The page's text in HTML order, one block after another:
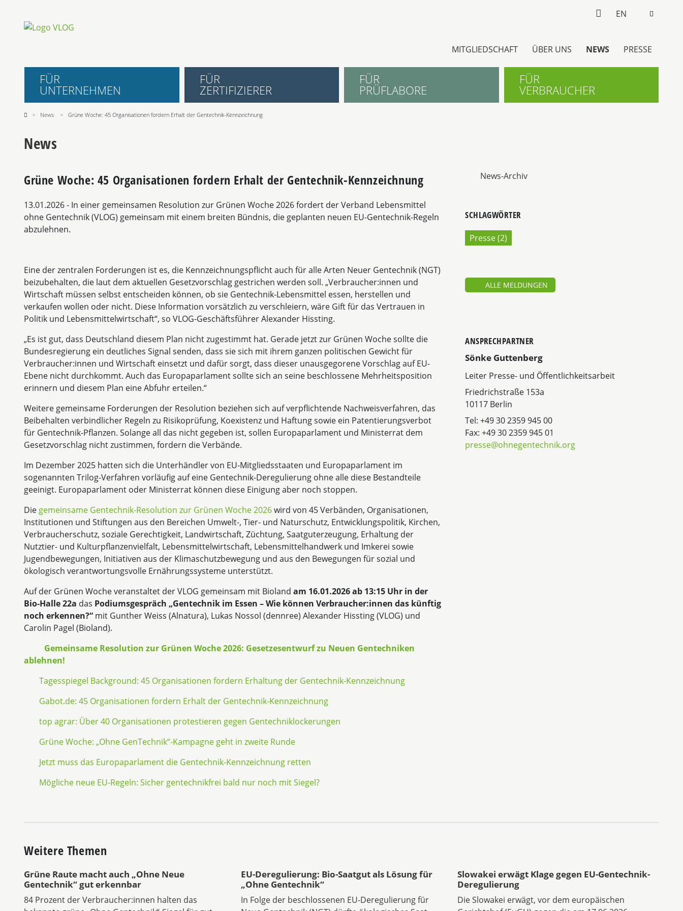
EN
MITGLIEDSCHAFT ÜBER UNS NEWS PRESSE
FÜR
UNTERNEHMEN
FÜR
ZERTIFIZIERER
FÜR
PRÜFLABORE
FÜR
VERBRAUCHER
News Grüne Woche: 45 Organisationen fordern Erhalt der Gentechnik-Kennzeichnung
News
Grüne Woche: 45 Organisationen fordern Erhalt der Gentechnik-Kennzeichnung
13.01.2026- In einer gemeinsamen Resolution zur Grünen Woche 2026 fordert der Verband Lebensmittel
ohne Gentechnik (VLOG) gemeinsam mit einem breiten Bündnis, die geplanten neuen EU-Gentechnik-Regeln
abzulehnen.
Eine der zentralen Forderungen ist es, die Kennzeichnungspflicht auch für alle Arten Neuer Gentechnik (NGT)
beizubehalten, die laut dem aktuellen Gesetzvorschlag gestrichen werden soll. „Verbraucher:innen und
Wirtschaft müssen selbst entscheiden können, ob sie Gentechnik-Lebensmittel essen, herstellen und
verkaufen wollen oder nicht. Diese Information vorsätzlich zu verschleiern, wäre Gift für das Vertrauen in
Politik und Lebensmittelwirtschaft“, so VLOG-Geschäftsführer Alexander Hissting.
„Es ist gut, dass Deutschland diesem Plan nicht zugestimmt hat. Gerade jetzt zur Grünen Woche sollte die
Bundesregierung ein deutliches Signal senden, dass sie sich mit ihrem ganzen politischen Gewicht für
Verbraucher:innen und Wirtschaft einsetzt und dafür sorgt, dass dieser unausgegorene Vorschlag auf EU-
Ebene nicht durchkommt. Auch das Europaparlament sollte sich an seine beschlossene Mehrheitsposition
erinnern und diesem Plan eine Abfuhr erteilen.“
Weitere gemeinsame Forderungen der Resolution beziehen sich auf verpflichtende Nachweisverfahren, das
Beibehalten verbindlicher Regeln zu Risikoprüfung, Koexistenz und Haftung sowie ein Patentierungsverbot
für Gentechnik-Pflanzen. Solange all das nicht gegeben ist, sollen Europaparlament und Ministerrat dem
Gesetzvorschlag nicht zustimmen, fordern die Verbände.
Im Dezember 2025 hatten sich die Unterhändler von EU-Mitgliedsstaaten und Europaparlament im
sogenannten Trilog-Verfahren vorläufig auf eine Gentechnik-Deregulierung ohne alle diese Bestandteile
geeinigt. Europaparlament oder Ministerrat können diese Einigung aber noch stoppen.
Die gemeinsame Gentechnik-Resolution zur Grünen Woche 2026wird von 45 Verbänden, Organisationen,
Institutionen und Stiftungen aus den Bereichen Umwelt-, Tier- und Naturschutz, Entwicklungspolitik, Kirchen,
Verbraucherschutz, soziale Gerechtigkeit, Landwirtschaft, Züchtung, Saatguterzeugung, Erhaltung der
Nutztier- und Kulturpflanzenvielfalt, Lebensmittelwirtschaft, Lebensmittelhandwerk und Imkerei sowie
Jugendbewegungen, Initiativen aus der Klimaschutzbewegung und aus den Bewegungen für sozial und
ökologisch verantwortungsvolle Ernährungssysteme unterstützt.
Auf der Grünen Woche veranstaltet der VLOG gemeinsam mit Bioland am 16.01.2026 ab 13:15 Uhr in der
Bio-Halle 22a das Podiumsgespräch „Gentechnik im Essen – Wie können Verbraucher:innen das künftig
noch erkennen?“ mit Gunther Weiss (Alnatura), Lukas Nossol (dennree) Alexander Hissting (VLOG) und
Carolin Pagel (Bioland).
Gemeinsame Resolution zur Grünen Woche 2026: Gesetzesentwurf zu Neuen Gentechniken
ablehnen!
Tagesspiegel Background: 45 Organisationen fordern Erhaltung der Gentechnik-Kennzeichnung
Gabot.de: 45 Organisationen fordern Erhalt der Gentechnik-Kennzeichnung
top agrar: Über 40 Organisationen protestieren gegen Gentechniklockerungen
Grüne Woche: „Ohne GenTechnik“-Kampagne geht in zweite Runde
Jetzt muss das Europaparlament die Gentechnik-Kennzeichnung retten
Mögliche neue EU-Regeln: Sicher gentechnikfrei bald nur noch mit Siegel?
News-Archiv
SCHLAGWÖRTER
Presse (2)
ALLE MELDUNGEN
ANSPRECHPARTNER
Sönke Guttenberg
Leiter Presse- und Öffentlichkeitsarbeit
Friedrichstraße 153a
10117 Berlin
Tel: +49 30 2359 945 00
Fax: +49 30 2359 945 01
presse@ohnegentechnik.org
Weitere Themen
Grüne Raute macht auch „Ohne Neue
Gentechnik“ gut erkennbar
84 Prozent der Verbraucher:innen halten das
EU-Deregulierung: Bio-Saatgut als Lösung für
„Ohne Gentechnik“
In Folge der beschlossenen EU-Deregulierung für
Slowakei erwägt Klage gegen EU-Gentechnik-
Deregulierung
Die Slowakei erwägt, vor dem europäischen